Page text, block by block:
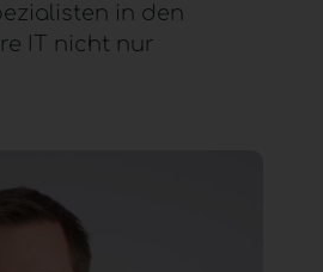
in den
IT nicht nur